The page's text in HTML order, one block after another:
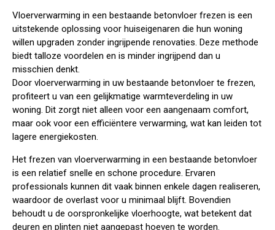
Vloerverwarming in een bestaande betonvloer frezen is een
uitstekende oplossing voor huiseigenaren die hun woning
willen upgraden zonder ingrijpende renovaties. Deze methode
biedt talloze voordelen en is minder ingrijpend dan u
misschien denkt.
Door vloerverwarming in uw bestaande betonvloer te frezen,
profiteert u van een gelijkmatige warmteverdeling in uw
woning. Dit zorgt niet alleen voor een aangenaam comfort,
maar ook voor een efficiëntere verwarming, wat kan leiden tot
lagere energiekosten.
Het frezen van vloerverwarming in een bestaande betonvloer
is een relatief snelle en schone procedure. Ervaren
professionals kunnen dit vaak binnen enkele dagen realiseren,
waardoor de overlast voor u minimaal blijft. Bovendien
behoudt u de oorspronkelijke vloerhoogte, wat betekent dat
deuren en plinten niet aangepast hoeven te worden.